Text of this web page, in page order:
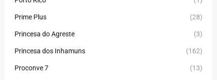
Prime Plus (28)
Princesa do Agreste (3)
Princesa dos Inhamuns (162)
Proconve 7 (13)